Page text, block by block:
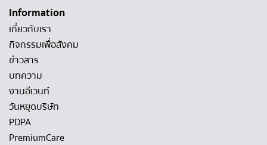
Information
เกี่ยวกับเรา
กิจกรรมเพื่อสังคม
ข่าวสาร
บทความ
งานอีเวนท์
วันหยุดบริษัท
PDPA
PremiumCare